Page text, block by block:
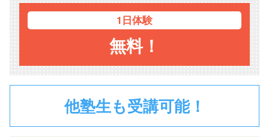
1日体験
無料！
他塾生も受講可能！